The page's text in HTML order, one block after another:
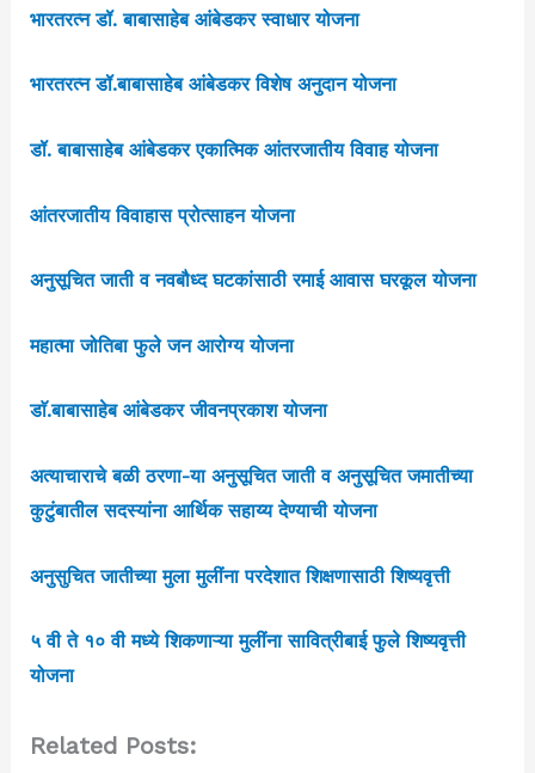
भारतरत्न डॉ. बाबासाहेब आंबेडकर स्वाधार योजना
भारतरत्न डॉ.बाबासाहेब आंबेडकर विशेष अनुदान योजना
डॉ. बाबासाहेब आंबेडकर एकात्मिक आंतरजातीय विवाह योजना
आंतरजातीय विवाहास प्रोत्साहन योजना
अनुसूचित जाती व नवबौध्द घटकांसाठी रमाई आवास घरकूल योजना
महात्मा जोतिबा फुले जन आरोग्य योजना
डाॅ.बाबासाहेब आंबेडकर जीवनप्रकाश योजना
अत्याचाराचे बळी ठरणा-या अनुसूचित जाती व अनुसूचित जमातीच्या
कुटुंबातील सदस्यांना आर्थिक सहाय्य देण्याची योजना
अनुसुचित जातीच्या मुला मुलींना परदेशात शिक्षणासाठी शिष्यवृत्ती
५ वी ते १० वी मध्ये शिकणाऱ्या मुलींना सावित्रीबाई फुले शिष्यवृत्ती
योजना
Related Posts: